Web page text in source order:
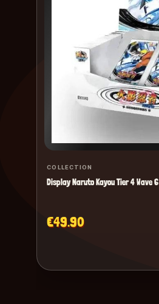
COLLECTION
Display Naruto Kayou Tier 4 Wave 6
€49.90